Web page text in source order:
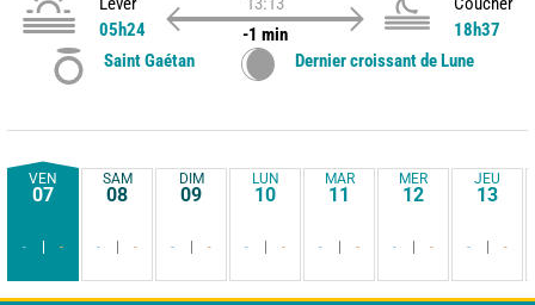
05h24
-1 min
18h37
Saint Gaétan
Dernier croissant de Lune
VEN
07
- -
SAM
08
- -
DIM
09
- -
LUN
10
- -
MAR
11
- -
MER
12
- -
JEU
13
- -